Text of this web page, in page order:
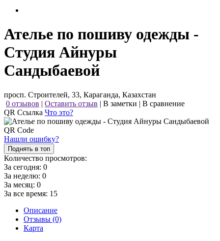
Ателье по пошиву одежды -
Студия Айнуры
Сандыбаевой
просп. Строителей, 33, Караганда, Казахстан
0 отзывов | Оставить отзыв | В заметки | В сравнение
QR Ссылка Что это?
Нашли ошибку?
Поднять в топ
Количество просмотров:
За сегодня: 0
За неделю: 0
За месяц: 0
За все время: 15
Описание
Отзывы (0)
Карта